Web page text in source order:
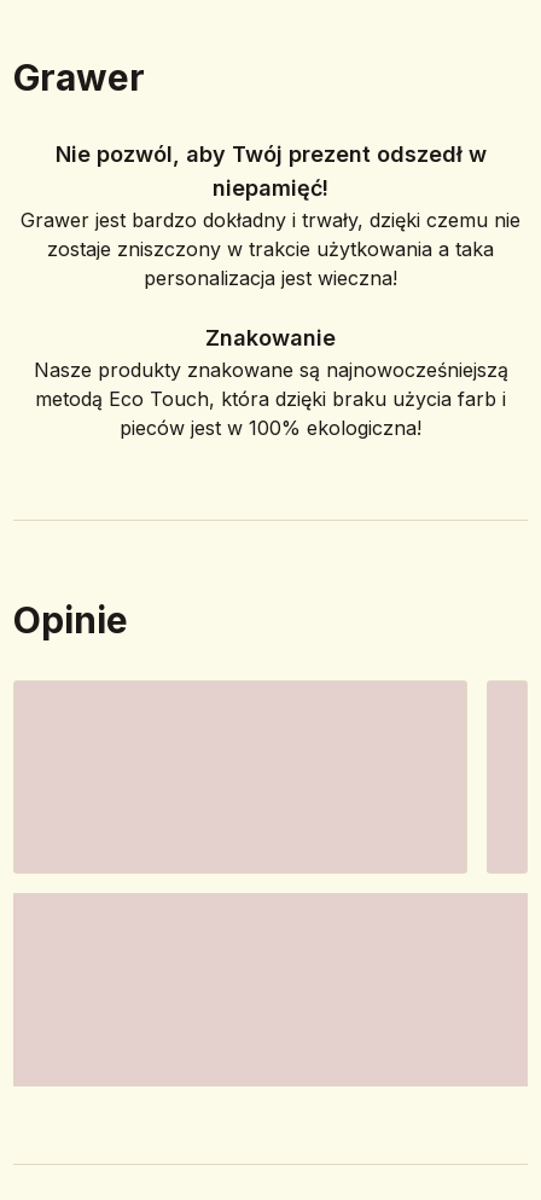
Grawer
Nie pozwól, aby Twój prezent odszedł w
niepamięć!
Grawer jest bardzo dokładny i trwały, dzięki czemu nie
zostaje zniszczony w trakcie użytkowania a taka
personalizacja jest wieczna!
Znakowanie
Nasze produkty znakowane są najnowocześniejszą
metodą Eco Touch, która dzięki braku użycia farb i
pieców jest w 100% ekologiczna!
Opinie